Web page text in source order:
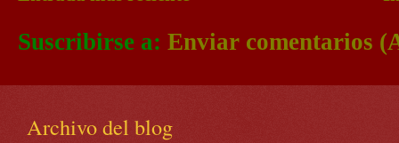
Suscribirse a: Enviar comentarios
Archivo del blog